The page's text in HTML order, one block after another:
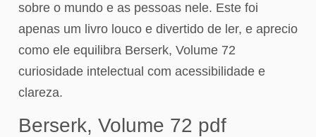
sobre o mundo e as pessoas nele. Este foi
apenas um livro louco e divertido de ler, e aprecio
como ele equilibra Berserk, Volume 72
curiosidade intelectual com acessibilidade e
clareza.
Berserk, Volume 72 pdf